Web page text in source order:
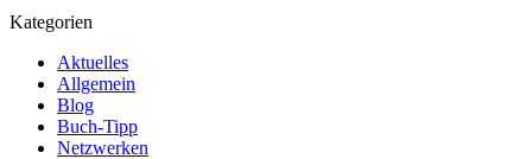
Kategorien
Aktuelles
Allgemein
Blog
Buch-Tipp
Netzwerken